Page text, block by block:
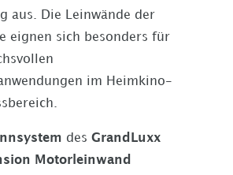
aus. Die Leinwände der
eignen sich besonders für
im Heimkino-
des GrandLuxx
Motorleinwand